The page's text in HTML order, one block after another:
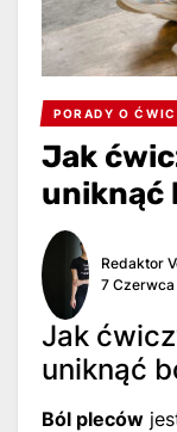
PORADY O
Jak
uniknąć
Redaktor
7
Jak
uniknąć
Ból pleców